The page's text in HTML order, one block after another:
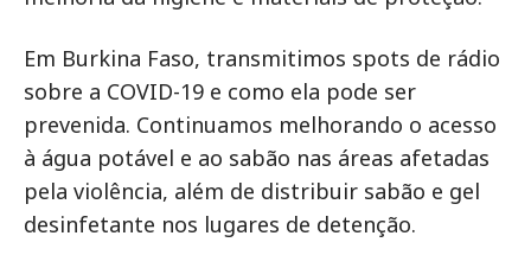
Em Burkina Faso, transmitimos spots de rádio
sobre a COVID-19 e como ela pode ser
prevenida. Continuamos melhorando o acesso
à água potável e ao sabão nas áreas afetadas
pela violência, além de distribuir sabão e gel
desinfetante nos lugares de detenção.